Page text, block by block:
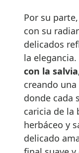
Por su
con su
delicados
la elegancia.
con la
creando
donde cada
caricia de la
herbáceo y
delicado